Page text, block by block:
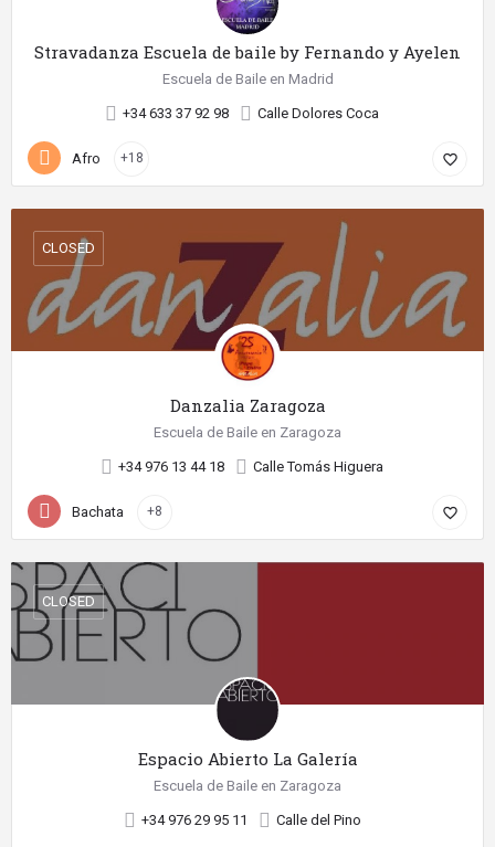
Stravadanza Escuela de baile by Fernando y Ayelen
Escuela de Baile en Madrid
+34 633 37 92 98 Calle Dolores Coca
Afro +18 favorite_border
Danzalia Zaragoza
Escuela de Baile en Zaragoza
+34 976 13 44 18 Calle Tomás Higuera
CLOSED
Bachata +8 favorite_border
Espacio Abierto La Galería
Escuela de Baile en Zaragoza
+34 976 29 95 11 Calle del Pino
CLOSED